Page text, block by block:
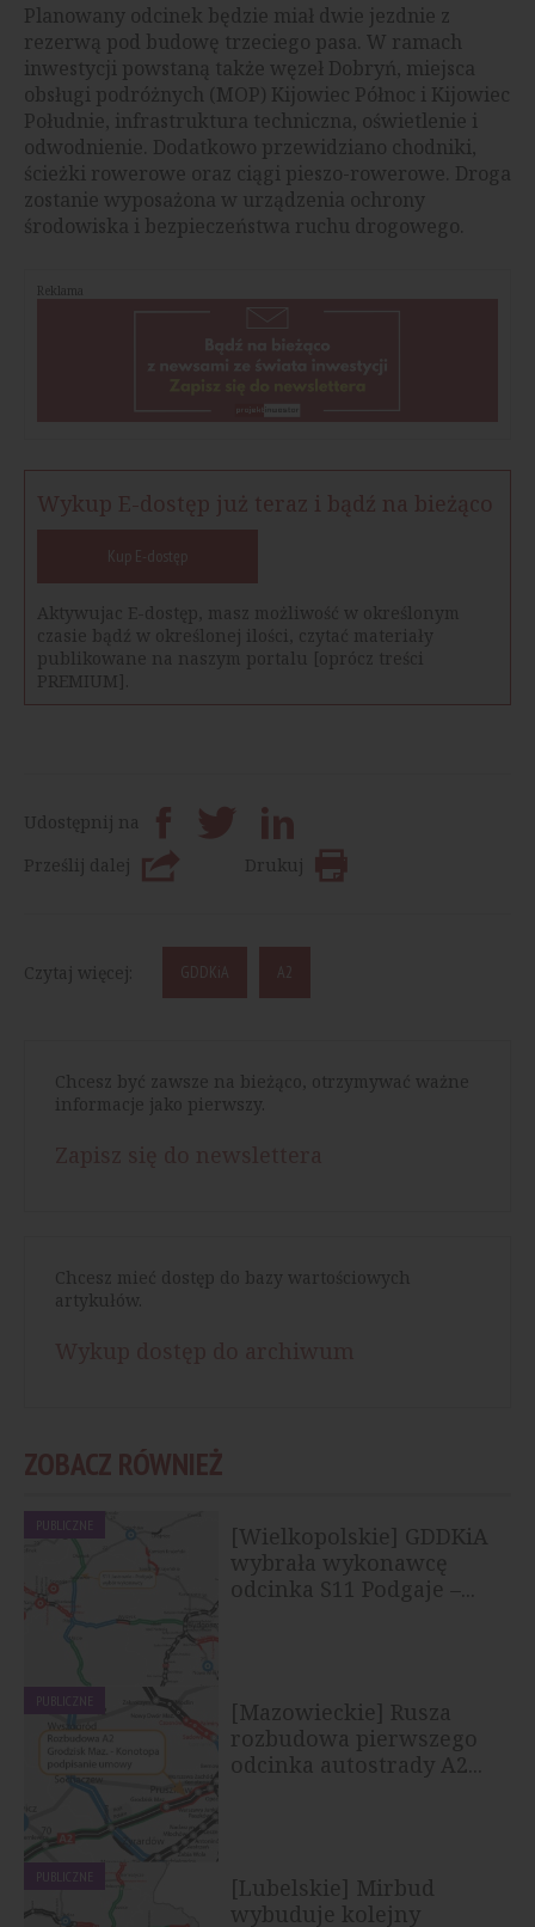
Planowany odcinek będzie miał dwie jezdnie z
rezerwą pod budowę trzeciego pasa. W ramach
inwestycji powstaną także węzeł Dobryń, miejsca
obsługi podróżnych (MOP) Kijowiec Północ i Kijowiec
Południe, infrastruktura techniczna, oświetlenie i
odwodnienie. Dodatkowo przewidziano chodniki,
ścieżki rowerowe oraz ciągi pieszo-rowerowe. Droga
zostanie wyposażona w urządzenia ochrony
środowiska i bezpieczeństwa ruchu drogowego.
Reklama
Wykup E-dostęp już teraz i bądź na bieżąco
Kup E-dostęp
Aktywujac E-dostęp, masz możliwość w określonym
czasie bądź w określonej ilości, czytać materiały
publikowane na naszym portalu [oprócz treści
PREMIUM].
Udostępnij na
Prześlij dalej
Drukuj
Czytaj więcej: GDDKiA A2
Chcesz być zawsze na bieżąco, otrzymywać ważne
informacje jako pierwszy.
Chcesz mieć dostęp do bazy wartościowych
artykułów.
ZOBACZ RÓWNIEŻ
PUBLICZNE
[Wielkopolskie] GDDKiA
wybrała wykonawcę
odcinka S11 Podgaje –...
PUBLICZNE
[Mazowieckie] Rusza
rozbudowa pierwszego
odcinka autostrady A2...
PUBLICZNE
[Lubelskie] Mirbud
wybuduje kolejny